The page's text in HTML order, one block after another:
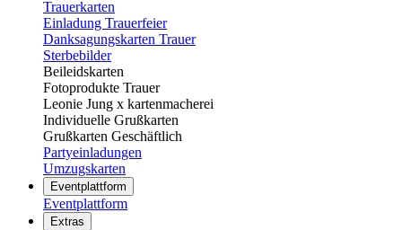
Trauerkarten
Einladung Trauerfeier
Danksagungskarten Trauer
Sterbebilder
Beileidskarten
Fotoprodukte Trauer
Leonie Jung x kartenmacherei
Individuelle Grußkarten
Grußkarten Geschäftlich
Partyeinladungen
Umzugskarten
Eventplattform
Eventplattform
Extras